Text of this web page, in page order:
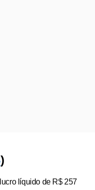
)
líquido de R$ 257